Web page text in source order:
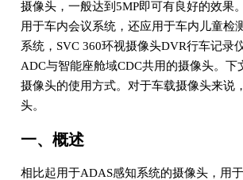
摄像头，一般达到5MP即可有良好的效果
用于车内会议系统，还应用于车内儿童检
系统，SVC 360环视摄像头DVR行车记录
ADC与智能座舱域CDC共用的摄像头。下
摄像头的使用方式。对于车载摄像头来说
头。
一、概述
相比起用于ADAS感知系统的摄像头，用